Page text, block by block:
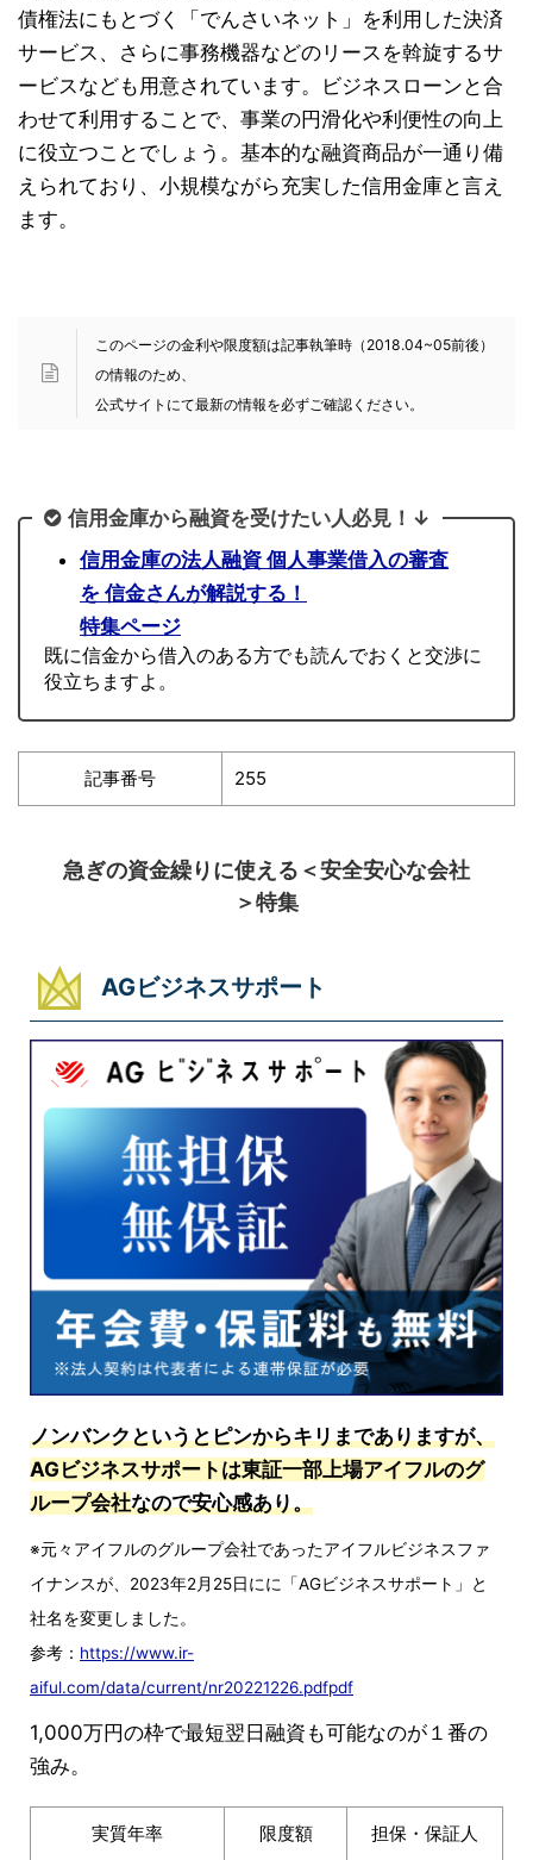
債権法にもとづく「でんさいネット」を利用した決済
サービス、さらに事務機器などのリースを斡旋するサ
ービスなども用意されています。ビジネスローンと合
わせて利用することで、事業の円滑化や利便性の向上
に役立つことでしょう。基本的な融資商品が一通り備
えられており、小規模ながら充実した信用金庫と言え
ます。
このページの金利や限度額は記事執筆時（2018.04~05前後）
の情報のため、
公式サイトにて最新の情報を必ずご確認ください。
信用金庫から融資を受けたい人必見！↓
信用金庫の法人融資 個人事業借入の審査
を 信金さんが解説する！
特集ページ
既に信金から借入のある方でも読んでおくと交渉に
役立ちますよ。
記事番号 255
急ぎの資金繰りに使える＜安全安心な会社
＞特集
AGビジネスサポート
ノンバンクというとピンからキリまでありますが、
AGビジネスサポートは東証一部上場アイフルのグ
ループ会社なので安心感あり。
※元々アイフルのグループ会社であったアイフルビジネスファ
イナンスが、2023年2月25日にに「AGビジネスサポート」と
社名を変更しました。
参考： https://www.ir-
aiful.com/data/current/nr20221226.pdfpdf
1,000万円の枠で最短翌日融資も可能なのが１番の
強み。
実質年率 限度額 担保・保証人